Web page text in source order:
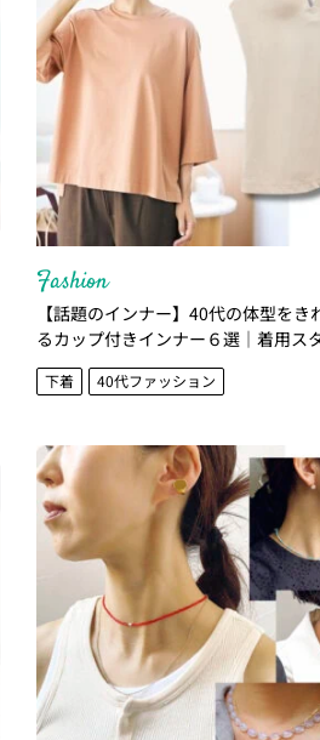
Fashion
【話題のインナー】40代の体型をき
るカップ付きインナー６選｜着用ス
下着 40代ファッション